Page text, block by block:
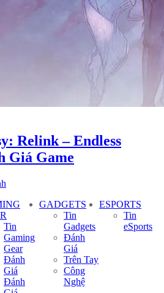
Relink – Endless
Giá Game
Tin
Gaming
Gear
Đánh
Giá
Đánh
GADGETS
Tin
Gadgets
Đánh
Giá
Trên Tay
Công
Nghệ
ESPORTS
Tin
eSports